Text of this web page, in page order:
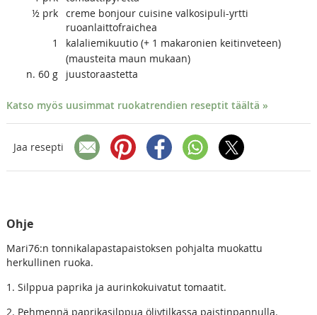
½ prk creme bonjour cuisine valkosipuli-yrtti
ruoanlaittofraichea
1
kalaliemikuutio (+ 1 makaronien keitinveteen)
(mausteita maun mukaan)
n. 60 g juustoraastetta
Katso myös uusimmat ruokatrendien reseptit täältä »
Jaa resepti
Ohje
Mari76:n tonnikalapastapaistoksen pohjalta muokattu
herkullinen ruoka.
1. Silppua paprika ja aurinkokuivatut tomaatit.
2. Pehmennä paprikasilppua öljytilkassa paistinpannulla.